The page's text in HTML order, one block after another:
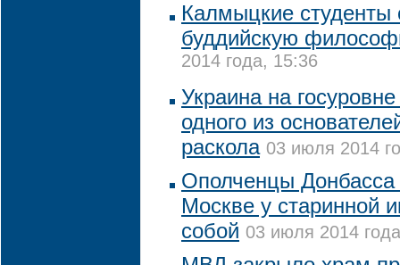
Калмыцкие студенты
буддийскую
2014 года, 15:36
Украина на
одного из
раскола 03 июля 2014
Ополченцы
Москве у старинной
собой 03 июля 2014